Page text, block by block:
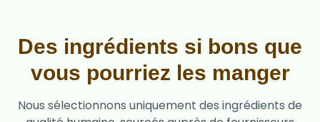
Des ingrédients si bons que
vous pourriez les manger
Nous sélectionnons uniquement des ingrédients de